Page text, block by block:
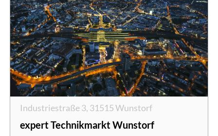
Industriestraße 3, 31515 Wunstorf
expert Technikmarkt Wunstorf